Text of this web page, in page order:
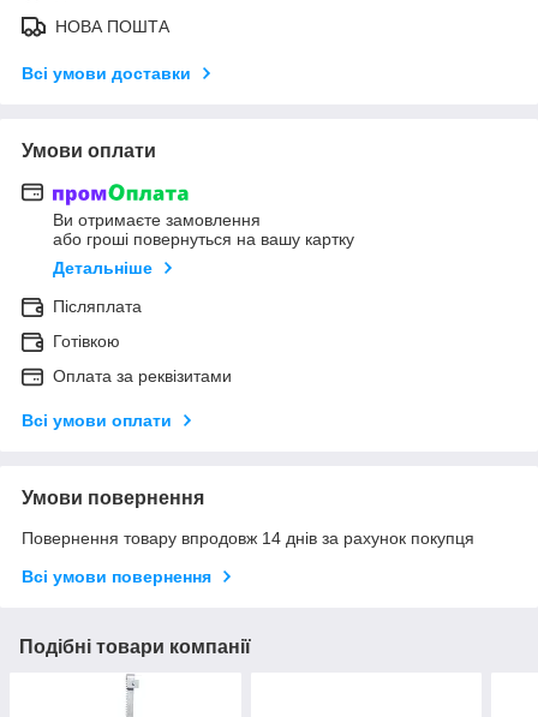
НОВА ПОШТА
Всі умови доставки
Умови оплати
Ви отримаєте замовлення
або гроші повернуться на вашу картку
Детальніше
Післяплата
Готівкою
Оплата за реквізитами
Всі умови оплати
Умови повернення
Повернення товару впродовж 14 днів за рахунок покупця
Всі умови повернення
Подібні товари компанії